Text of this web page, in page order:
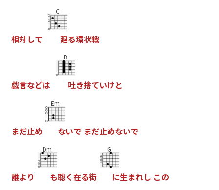
相対して
C
廻る環状戦
戯言などは
B
吐き捨ていけと
まだ止め
Em
ないで まだ止めないで
誰よ り
Dm
も聡く在る街
G
に生まれし この